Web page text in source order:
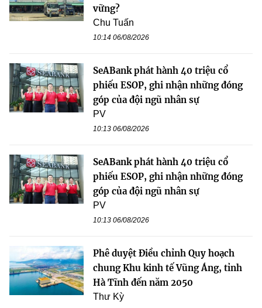
vững?
Chu Tuấn
10:14 06/08/2026
SeABank phát hành 40 triệu cổ
phiếu ESOP, ghi nhận những đóng
góp của đội ngũ nhân sự
PV
10:13 06/08/2026
SeABank phát hành 40 triệu cổ
phiếu ESOP, ghi nhận những đóng
góp của đội ngũ nhân sự
PV
10:13 06/08/2026
Phê duyệt Điều chỉnh Quy hoạch
chung Khu kinh tế Vũng Áng, tỉnh
Hà Tĩnh đến năm 2050
Thư Kỳ